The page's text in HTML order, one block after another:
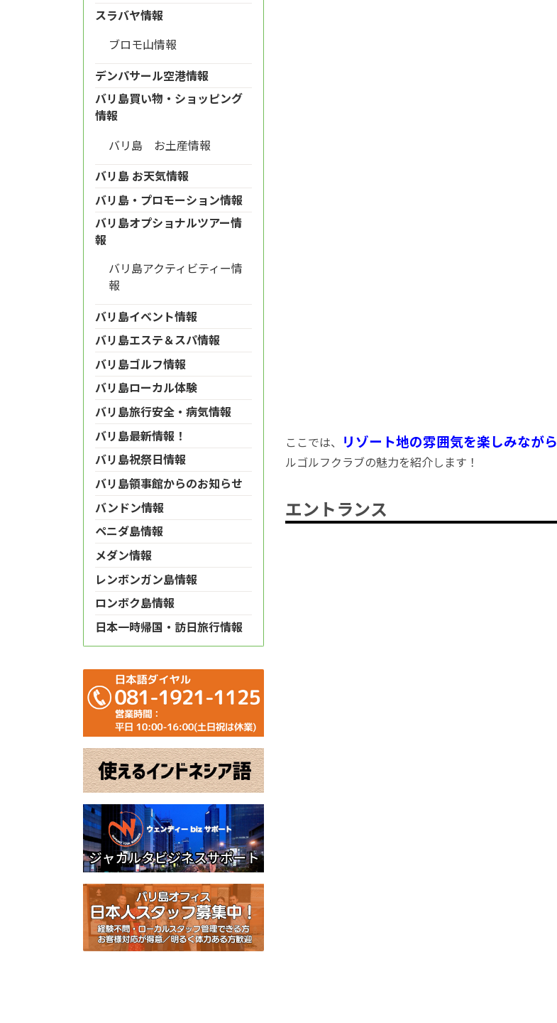
ここでは、 リゾート地の雰囲気を楽しみながら
ルゴルフクラブの魅力を紹介します！
エントランス
スラバヤ情報
ブロモ山情報
デンパサール空港情報
バリ島買い物・ショッピング
情報
バリ島 お土産情報
バリ島 お天気情報
バリ島・プロモーション情報
バリ島オプショナルツアー情
報
バリ島アクティビティー情
報
バリ島イベント情報
バリ島エステ＆スパ情報
バリ島ゴルフ情報
バリ島ローカル体験
バリ島旅行安全・病気情報
バリ島最新情報！
バリ島祝祭日情報
バリ島領事館からのお知らせ
バンドン情報
ペニダ島情報
メダン情報
レンボンガン島情報
ロンボク島情報
日本一時帰国・訪日旅行情報